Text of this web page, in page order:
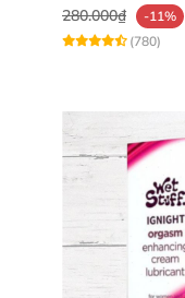
280.000₫
-11%
(780)